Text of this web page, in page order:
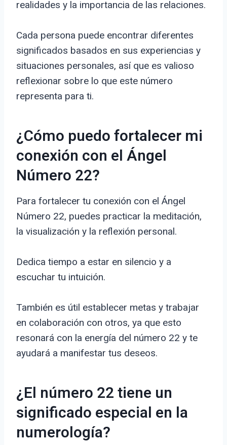
realidades y la importancia de las relaciones.
Cada persona puede encontrar diferentes
significados basados en sus experiencias y
situaciones personales, así que es valioso
reflexionar sobre lo que este número
representa para ti.
¿Cómo puedo fortalecer mi
conexión con el Ángel
Número 22?
Para fortalecer tu conexión con el Ángel
Número 22, puedes practicar la meditación,
la visualización y la reflexión personal.
Dedica tiempo a estar en silencio y a
escuchar tu intuición.
También es útil establecer metas y trabajar
en colaboración con otros, ya que esto
resonará con la energía del número 22 y te
ayudará a manifestar tus deseos.
¿El número 22 tiene un
significado especial en la
numerología?